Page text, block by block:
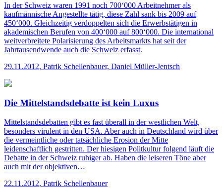
In der Schweiz waren 1991 noch 700‘000 Arbeitnehmer als
kaufmännische Angestellte tätig, diese Zahl sank bis 2009 auf
450‘000. Gleichzeitig verdoppelten sich die Erwerbstätigen in
akademischen Berufen von 400‘000 auf 800‘000. Die international
weitverbreitete Polarisierung des Arbeitsmarkts hat seit der
Jahrtausendwende auch die Schweiz erfasst.
29.11.2012, Patrik Schellenbauer, Daniel Müller-Jentsch
Die Mittelstandsdebatte ist kein Luxus
Mittelstandsdebatten gibt es fast überall in der westlichen Welt,
besonders virulent in den USA. Aber auch in Deutschland wird über
die vermeintliche oder tatsächliche Erosion der Mitte
leidenschaftlich gestritten. Der hiesigen Politkultur folgend läuft die
Debatte in der Schweiz ruhiger ab. Haben die leiseren Töne aber
auch mit der objektiven…
22.11.2012, Patrik Schellenbauer